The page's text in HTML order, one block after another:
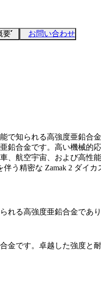
要 お問い合わせ
で知られる高強度亜鉛合金
鉛合金です。高い機械
、航空宇宙、および高性
伴う精密な Zamak 2 ダイカ
れる高強度亜鉛合金であ
金です。卓越した強度と